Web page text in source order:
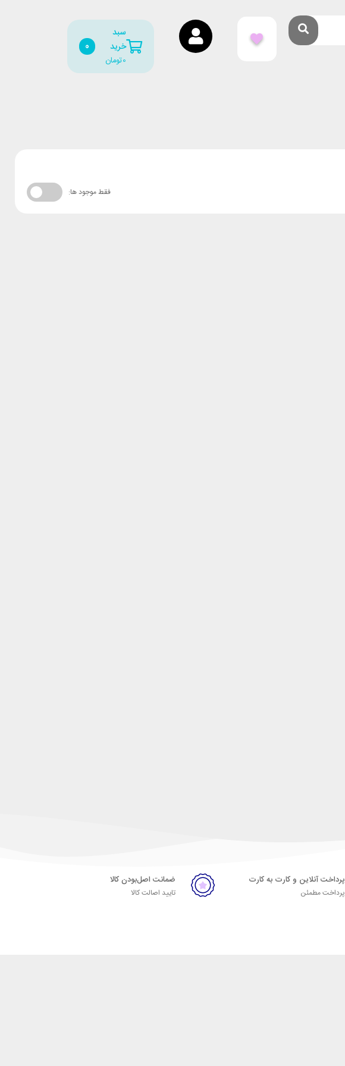
سبد
خرید
تومان0
0
فقط موجود ها:
پرداخت آنلاین و کارت به کارت
پرداخت مطمئن
ضمانت اصل‌بودن کالا
تایید اصالت کالا